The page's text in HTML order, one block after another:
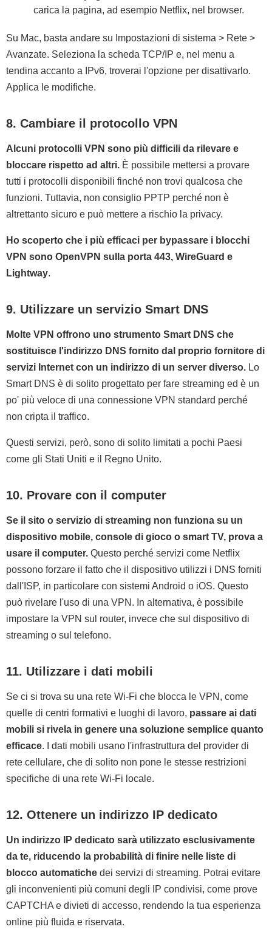
carica la pagina, ad esempio Netflix, nel browser.
Su Mac, basta andare su Impostazioni di sistema > Rete >
Avanzate. Seleziona la scheda TCP/IP e, nel menu a
tendina accanto a IPv6, troverai l'opzione per disattivarlo.
Applica le modifiche.
8. Cambiare il protocollo VPN
Alcuni protocolli VPN sono più difficili da rilevare e
bloccare rispetto ad altri. È possibile mettersi a provare
tutti i protocolli disponibili finché non trovi qualcosa che
funzioni. Tuttavia, non consiglio PPTP perché non è
altrettanto sicuro e può mettere a rischio la privacy.
Ho scoperto che i più efficaci per bypassare i blocchi
VPN sono OpenVPN sulla porta 443, WireGuard e
Lightway.
9. Utilizzare un servizio Smart DNS
Molte VPN offrono uno strumento Smart DNS che
sostituisce l'indirizzo DNS fornito dal proprio fornitore di
servizi Internet con un indirizzo di un server diverso. Lo
Smart DNS è di solito progettato per fare streaming ed è un
po' più veloce di una connessione VPN standard perché
non cripta il traffico.
Questi servizi, però, sono di solito limitati a pochi Paesi
come gli Stati Uniti e il Regno Unito.
10. Provare con il computer
Se il sito o servizio di streaming non funziona su un
dispositivo mobile, console di gioco o smart TV, prova a
usare il computer. Questo perché servizi come Netflix
possono forzare il fatto che il dispositivo utilizzi i DNS forniti
dall'ISP, in particolare con sistemi Android o iOS. Questo
può rivelare l'uso di una VPN. In alternativa, è possibile
impostare la VPN sul router, invece che sul dispositivo di
streaming o sul telefono.
11. Utilizzare i dati mobili
Se ci si trova su una rete Wi-Fi che blocca le VPN, come
quelle di centri formativi e luoghi di lavoro, passare ai dati
mobili si rivela in genere una soluzione semplice quanto
efficace. I dati mobili usano l'infrastruttura del provider di
rete cellulare, che di solito non pone le stesse restrizioni
specifiche di una rete Wi-Fi locale.
12. Ottenere un indirizzo IP dedicato
Un indirizzo IP dedicato sarà utilizzato esclusivamente
da te, riducendo la probabilità di finire nelle liste di
blocco automatiche dei servizi di streaming. Potrai evitare
gli inconvenienti più comuni degli IP condivisi, come prove
CAPTCHA e divieti di accesso, rendendo la tua esperienza
online più fluida e riservata.